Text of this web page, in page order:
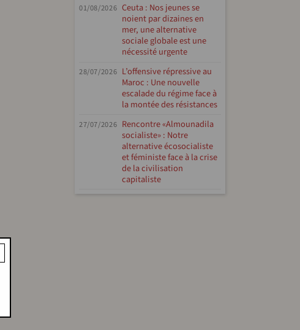
01/08/2026 Ceuta : Nos jeunes se
noient par dizaines en
mer, une alternative
sociale globale est une
nécessité urgente
28/07/2026 L’offensive répressive au
Maroc : Une nouvelle
escalade du régime face à
la montée des résistances
27/07/2026 Rencontre «Almounadila
socialiste» : Notre
alternative écosocialiste
et féministe face à la crise
de la civilisation
capitaliste